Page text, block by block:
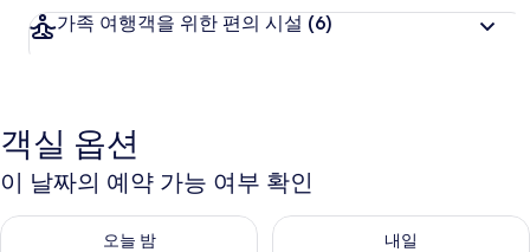
가족 여행객을 위한 편의 시설 (6)
객실 옵션
이 날짜의 예약 가능 여부 확인
오늘 밤
오늘 밤 예약 가능 여부 확인, 8월 6일 ~ 8월 7일
내일
내일 예약 가능 여부 확인, 8월